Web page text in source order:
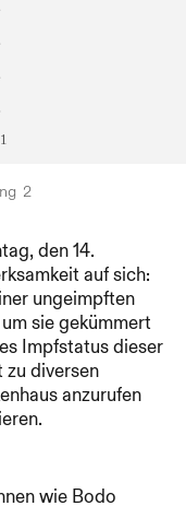
2
den 14.
auf sich:
ungeimpften
sie gekümmert
Impfstatus dieser
zu diversen
anzurufen
wie Bodo